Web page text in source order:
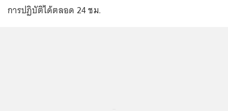
การปฏิบัติได้ตลอด 24 ชม.